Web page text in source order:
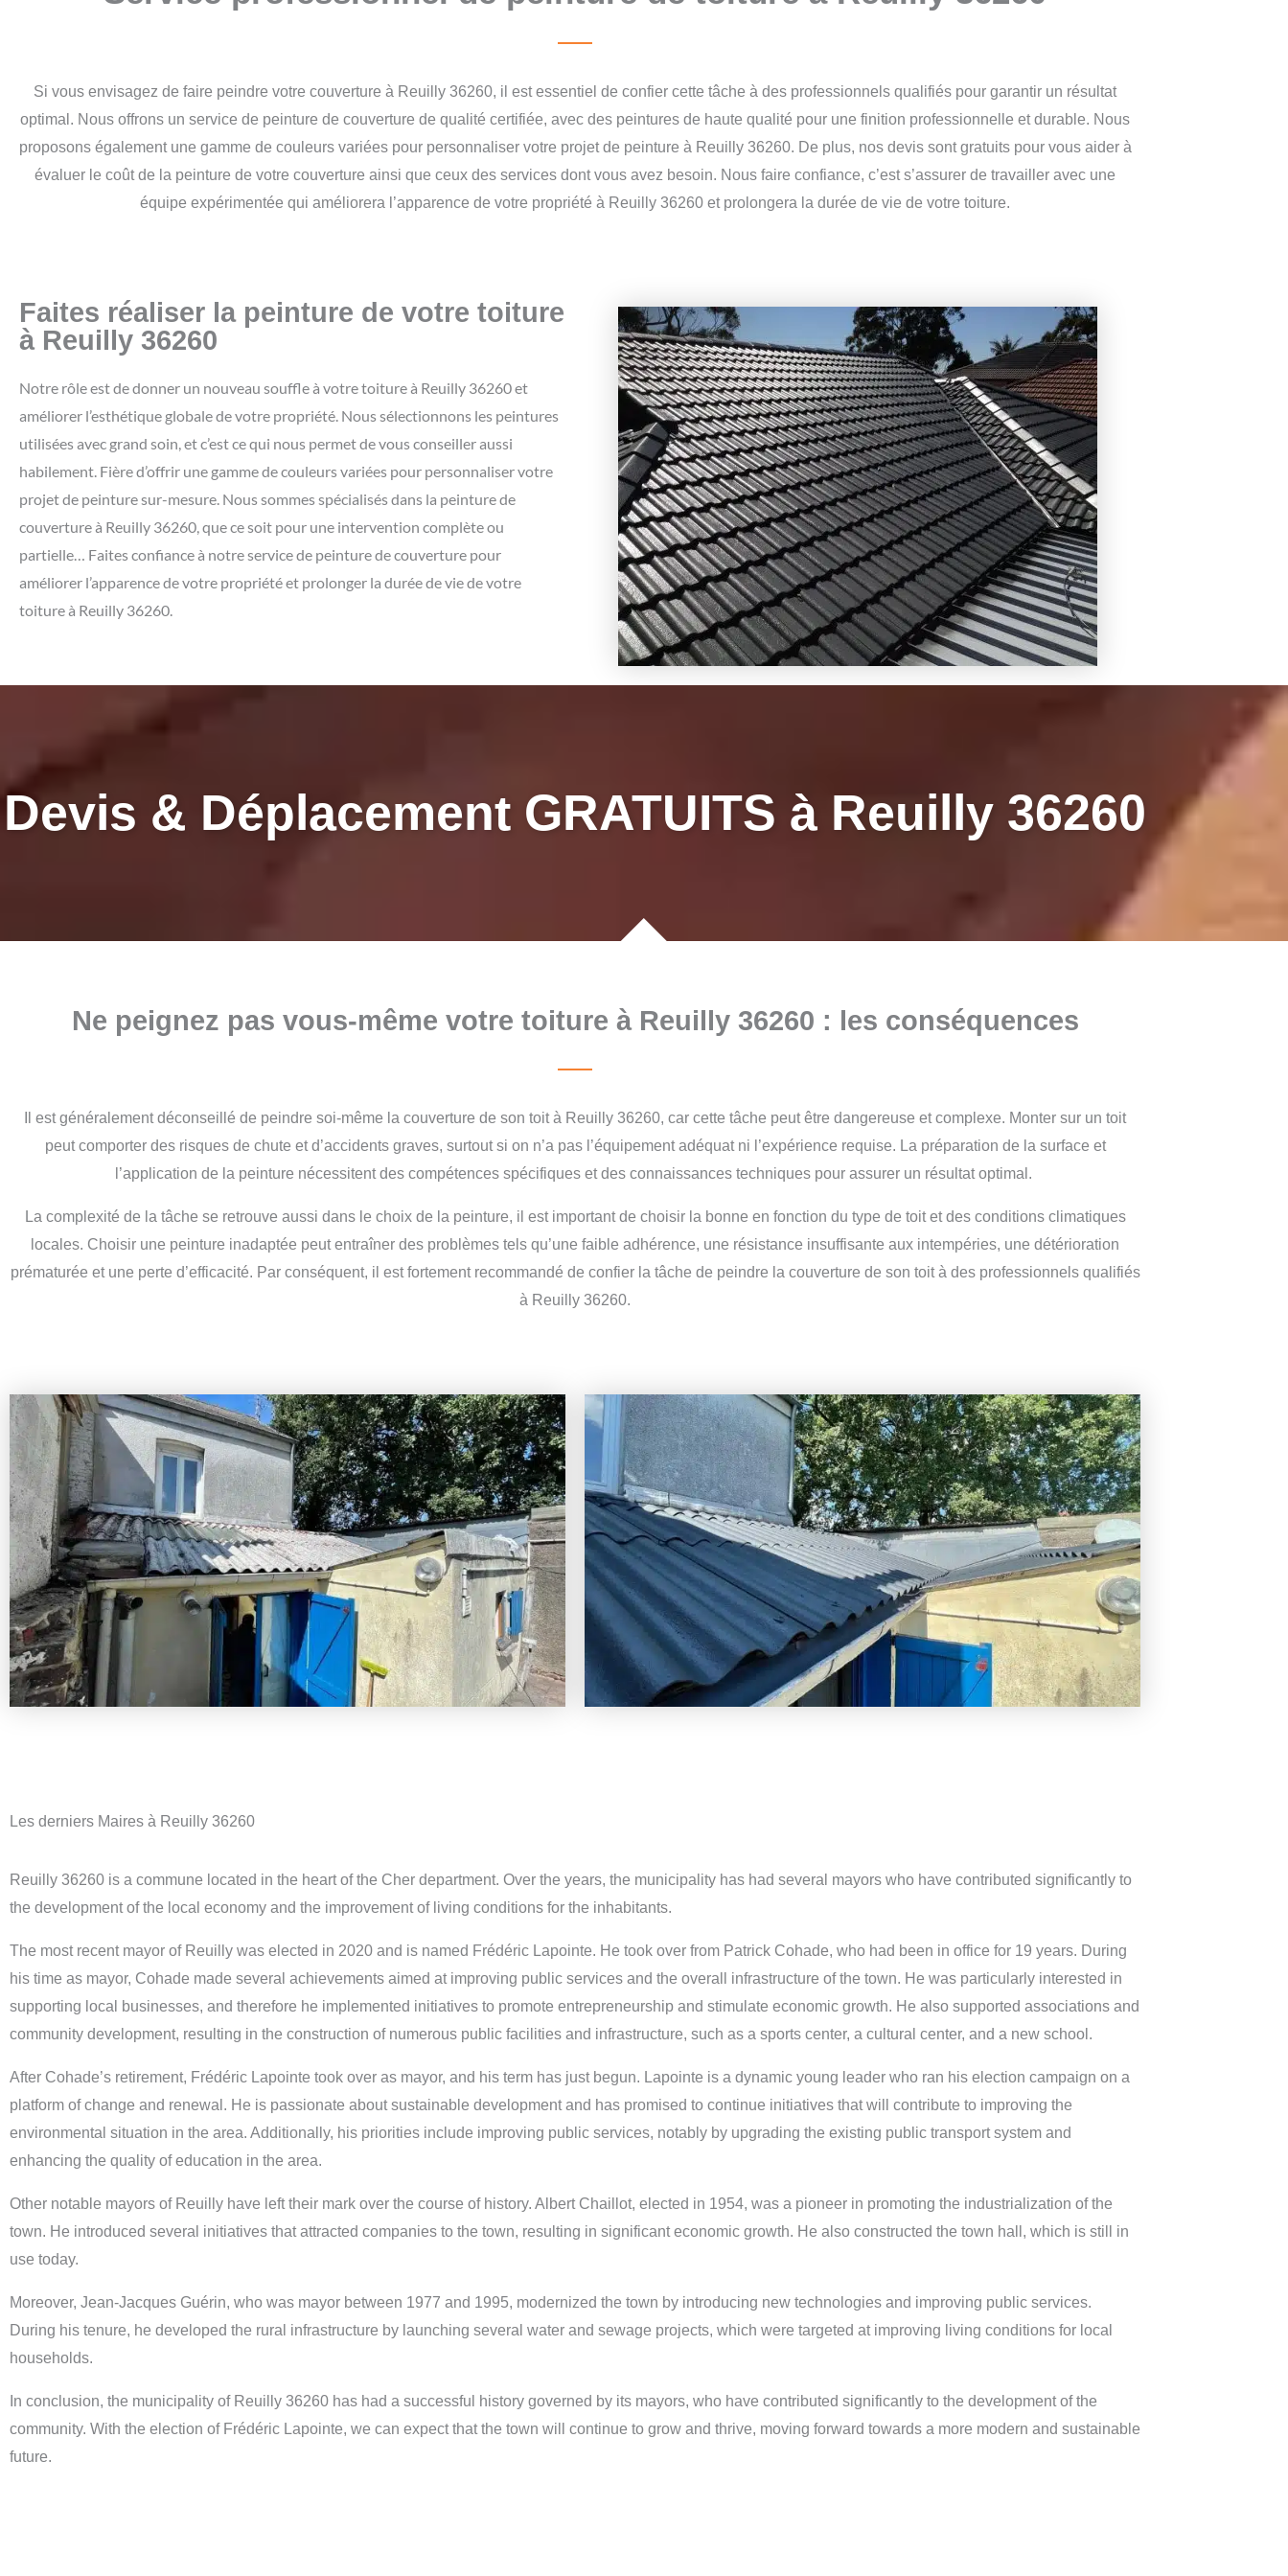
Si vous envisagez de faire peindre votre couverture à Reuilly 36260, il est essentiel de confier cette tâche à des professionnels qualifiés pour garantir un résultat
optimal. Nous offrons un service de peinture de couverture de qualité certifiée, avec des peintures de haute qualité pour une finition professionnelle et durable. Nous
proposons également une gamme de couleurs variées pour personnaliser votre projet de peinture à Reuilly 36260. De plus, nos devis sont gratuits pour vous aider à
évaluer le coût de la peinture de votre couverture ainsi que ceux des services dont vous avez besoin. Nous faire confiance, c’est s’assurer de travailler avec une
équipe expérimentée qui améliorera l’apparence de votre propriété à Reuilly 36260 et prolongera la durée de vie de votre toiture.
Faites réaliser la peinture de votre toiture
à Reuilly 36260
Notre rôle est de donner un nouveau souffle à votre toiture à Reuilly 36260 et
améliorer l’esthétique globale de votre propriété. Nous sélectionnons les peintures
utilisées avec grand soin, et c’est ce qui nous permet de vous conseiller aussi
habilement. Fière d’offrir une gamme de couleurs variées pour personnaliser votre
projet de peinture sur-mesure. Nous sommes spécialisés dans la peinture de
couverture à Reuilly 36260, que ce soit pour une intervention complète ou
partielle… Faites confiance à notre service de peinture de couverture pour
améliorer l’apparence de votre propriété et prolonger la durée de vie de votre
toiture à Reuilly 36260.
Devis & Déplacement GRATUITS à Reuilly 36260
Ne peignez pas vous-même votre toiture à Reuilly 36260 : les conséquences
Il est généralement déconseillé de peindre soi-même la couverture de son toit à Reuilly 36260, car cette tâche peut être dangereuse et complexe. Monter sur un toit
peut comporter des risques de chute et d’accidents graves, surtout si on n’a pas l’équipement adéquat ni l’expérience requise. La préparation de la surface et
l’application de la peinture nécessitent des compétences spécifiques et des connaissances techniques pour assurer un résultat optimal.
La complexité de la tâche se retrouve aussi dans le choix de la peinture, il est important de choisir la bonne en fonction du type de toit et des conditions climatiques
locales. Choisir une peinture inadaptée peut entraîner des problèmes tels qu’une faible adhérence, une résistance insuffisante aux intempéries, une détérioration
prématurée et une perte d’efficacité. Par conséquent, il est fortement recommandé de confier la tâche de peindre la couverture de son toit à des professionnels qualifiés
à Reuilly 36260.
Les derniers Maires à Reuilly 36260
Reuilly 36260 is a commune located in the heart of the Cher department. Over the years, the municipality has had several mayors who have contributed significantly to
the development of the local economy and the improvement of living conditions for the inhabitants.
The most recent mayor of Reuilly was elected in 2020 and is named Frédéric Lapointe. He took over from Patrick Cohade, who had been in office for 19 years. During
his time as mayor, Cohade made several achievements aimed at improving public services and the overall infrastructure of the town. He was particularly interested in
supporting local businesses, and therefore he implemented initiatives to promote entrepreneurship and stimulate economic growth. He also supported associations and
community development, resulting in the construction of numerous public facilities and infrastructure, such as a sports center, a cultural center, and a new school.
After Cohade’s retirement, Frédéric Lapointe took over as mayor, and his term has just begun. Lapointe is a dynamic young leader who ran his election campaign on a
platform of change and renewal. He is passionate about sustainable development and has promised to continue initiatives that will contribute to improving the
environmental situation in the area. Additionally, his priorities include improving public services, notably by upgrading the existing public transport system and
enhancing the quality of education in the area.
Other notable mayors of Reuilly have left their mark over the course of history. Albert Chaillot, elected in 1954, was a pioneer in promoting the industrialization of the
town. He introduced several initiatives that attracted companies to the town, resulting in significant economic growth. He also constructed the town hall, which is still in
use today.
Moreover, Jean-Jacques Guérin, who was mayor between 1977 and 1995, modernized the town by introducing new technologies and improving public services.
During his tenure, he developed the rural infrastructure by launching several water and sewage projects, which were targeted at improving living conditions for local
households.
In conclusion, the municipality of Reuilly 36260 has had a successful history governed by its mayors, who have contributed significantly to the development of the
community. With the election of Frédéric Lapointe, we can expect that the town will continue to grow and thrive, moving forward towards a more modern and sustainable
future.